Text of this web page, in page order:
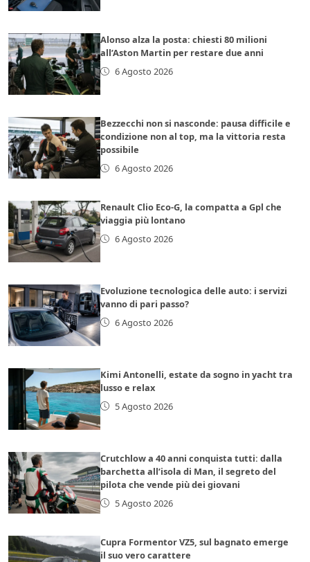
Alonso alza la posta: chiesti 80 milioni
all’Aston Martin per restare due anni
6 Agosto 2026
Bezzecchi non si nasconde: pausa difficile e
condizione non al top, ma la vittoria resta
possibile
6 Agosto 2026
Renault Clio Eco-G, la compatta a Gpl che
viaggia più lontano
6 Agosto 2026
Evoluzione tecnologica delle auto: i servizi
vanno di pari passo?
6 Agosto 2026
Kimi Antonelli, estate da sogno in yacht tra
lusso e relax
5 Agosto 2026
Crutchlow a 40 anni conquista tutti: dalla
barchetta all’isola di Man, il segreto del
pilota che vende più dei giovani
5 Agosto 2026
Cupra Formentor VZ5, sul bagnato emerge
il suo vero carattere